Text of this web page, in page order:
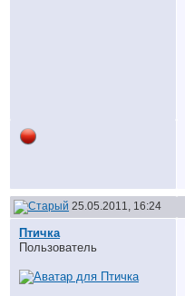
25.05.2011, 16:24
Птичка
Пользователь